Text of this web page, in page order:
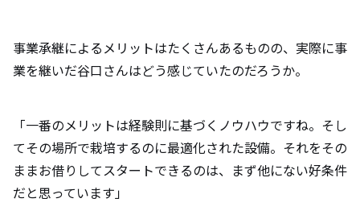
事業承継によるメリットはたくさんあるものの、実際に事
業を継いだ谷口さんはどう感じていたのだろうか。
「一番のメリットは経験則に基づくノウハウですね。そし
てその場所で栽培するのに最適化された設備。それをその
ままお借りしてスタートできるのは、まず他にない好条件
だと思っています」